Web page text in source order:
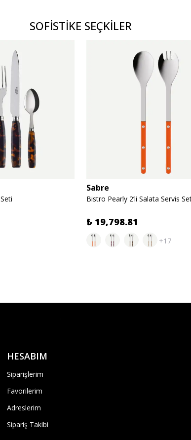
SOFİSTİKE SEÇKİLER
Sabre
Bistro Pearly 2’li Salata Servis
₺ 19,798.81
+17
HESABIM
Siparişlerim
Favorilerim
Adreslerim
Sipariş Takibi